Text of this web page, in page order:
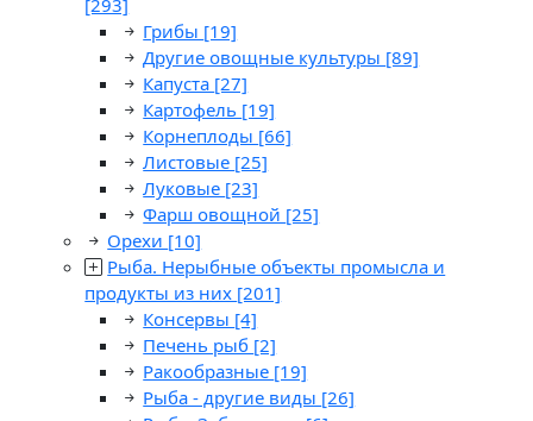
[293]
Грибы [19]
Другие овощные культуры [89]
Капуста [27]
Картофель [19]
Корнеплоды [66]
Листовые [25]
Луковые [23]
Фарш овощной [25]
Орехи [10]
Рыба. Нерыбные объекты промысла и
продукты из них [201]
Консервы [4]
Печень рыб [2]
Ракообразные [19]
Рыба - другие виды [26]